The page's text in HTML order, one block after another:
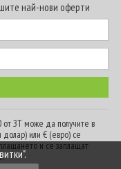
най-нови оферти
от ЗТ може да получите в
или € (евро) се
и се заплащат